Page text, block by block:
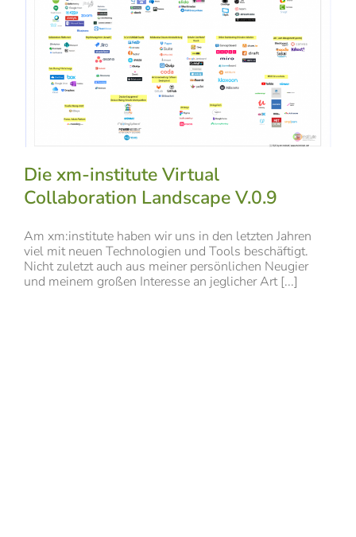
Die xm-institute Virtual
Collaboration Landscape V.0.9
Am xm:institute haben wir uns in den letzten Jahren
viel mit neuen Technologien und Tools beschäftigt.
Nicht zuletzt auch aus meiner persönlichen Neugier
und meinem großen Interesse an jeglicher Art [...]